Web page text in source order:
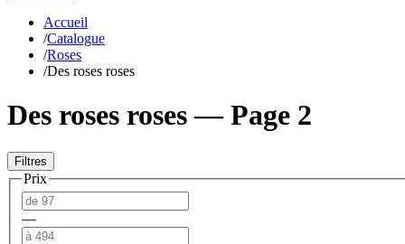
Accueil
/Catalogue
/Roses
/Des roses roses
Des roses roses — Page 2
Filtres
Prix
—